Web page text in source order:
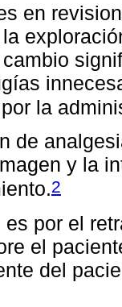
en
la
de
y la
2
es por el
el
del